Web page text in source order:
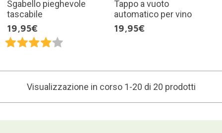
Sgabello pieghevole
tascabile
19,95€
Tappo a vuoto
automatico per vino
19,95€
Visualizzazione in corso 1-20 di 20 prodotti